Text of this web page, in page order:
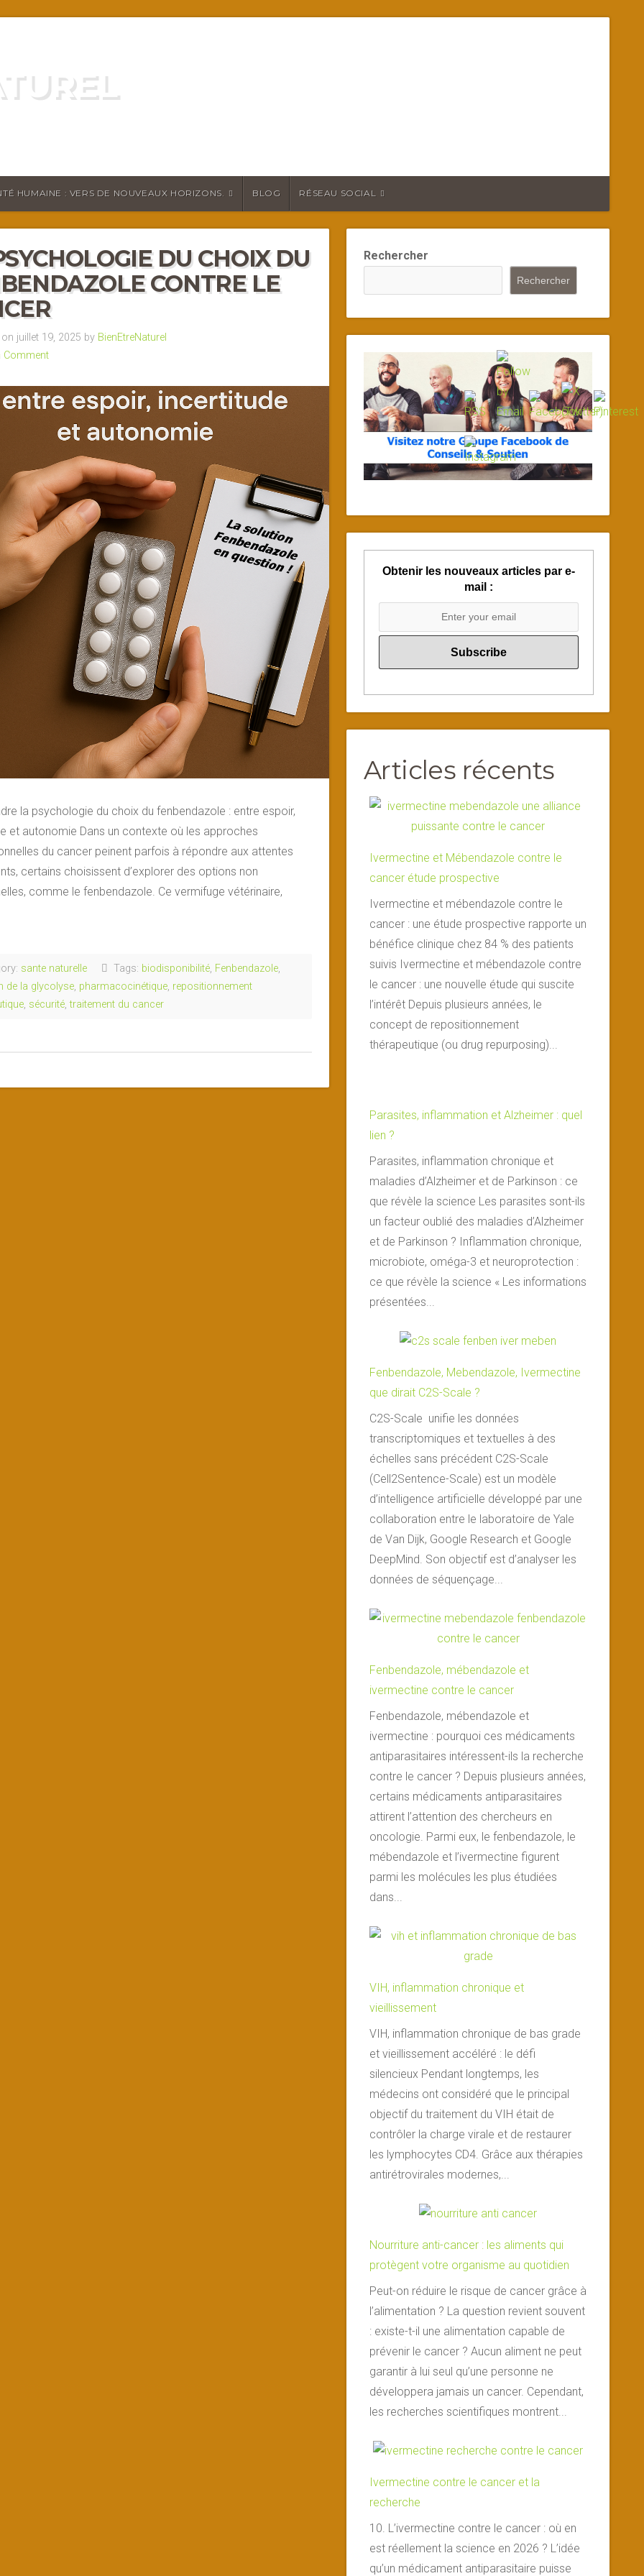
HUMAINE : VERS DE NOUVEAUX HORIZONS. BLOG RÉSEAU SOCIAL
DU CHOIX DU
CONTRE LE
juillet 19, 2025 by BienEtreNaturel
Comment
la psychologie du choix du fenbendazole : entre espoir,
et autonomie Dans un contexte où les approches
du cancer peinent parfois à répondre aux attentes
certains choisissent d’explorer des options non
comme le fenbendazole. Ce vermifuge vétérinaire,
sante naturelle Tags: biodisponibilité, Fenbendazole,
de la glycolyse, pharmacocinétique, repositionnement
, sécurité,traitement du cancer
Rechercher
Rechercher
Obtenir les nouveaux articles par e-
mail :
Articles récents
Ivermectine et Mébendazole contre le
cancer étude prospective
Ivermectine et mébendazole contre le
cancer : une étude prospective rapporte un
bénéfice clinique chez 84 % des patients
suivis Ivermectine et mébendazole contre
le cancer : une nouvelle étude qui suscite
l’intérêt Depuis plusieurs années, le
concept de repositionnement
thérapeutique (ou drug repurposing)...
Parasites, inflammation et Alzheimer : quel
lien ?
Parasites, inflammation chronique et
maladies d’Alzheimer et de Parkinson : ce
que révèle la science Les parasites sont-ils
un facteur oublié des maladies d’Alzheimer
et de Parkinson ? Inflammation chronique,
microbiote, oméga-3 et neuroprotection :
ce que révèle la science « Les informations
présentées...
Fenbendazole, Mebendazole, Ivermectine
que dirait C2S-Scale ?
C2S-Scale unifie les données
transcriptomiques et textuelles à des
échelles sans précédent C2S-Scale
(Cell2Sentence-Scale) est un modèle
d’intelligence artificielle développé par une
collaboration entre le laboratoire de Yale
de Van Dijk, Google Research et Google
DeepMind. Son objectif est d’analyser les
données de séquençage...
Fenbendazole, mébendazole et
ivermectine contre le cancer
Fenbendazole, mébendazole et
ivermectine : pourquoi ces médicaments
antiparasitaires intéressent-ils la recherche
contre le cancer ? Depuis plusieurs années,
certains médicaments antiparasitaires
attirent l’attention des chercheurs en
oncologie. Parmi eux, le fenbendazole, le
mébendazole et l’ivermectine figurent
parmi les molécules les plus étudiées
dans...
VIH, inflammation chronique et
vieillissement
VIH, inflammation chronique de bas grade
et vieillissement accéléré : le défi
silencieux Pendant longtemps, les
médecins ont considéré que le principal
objectif du traitement du VIH était de
contrôler la charge virale et de restaurer
les lymphocytes CD4. Grâce aux thérapies
antirétrovirales modernes,...
Nourriture anti-cancer : les aliments qui
protègent votre organisme au quotidien
Peut-on réduire le risque de cancer grâce à
l’alimentation ? La question revient souvent
: existe-t-il une alimentation capable de
prévenir le cancer ? Aucun aliment ne peut
garantir à lui seul qu’une personne ne
développera jamais un cancer. Cependant,
les recherches scientifiques montrent...
Ivermectine contre le cancer et la
recherche
10. L’ivermectine contre le cancer : où en
est réellement la science en 2026 ? L’idée
qu’un médicament antiparasitaire puisse